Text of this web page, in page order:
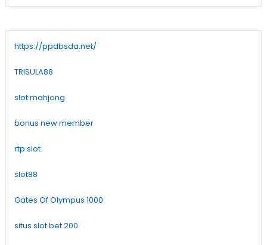
https://ppdbsda.net/
TRISULA88
slot mahjong
bonus new member
rtp slot
slot88
Gates Of Olympus 1000
situs slot bet 200